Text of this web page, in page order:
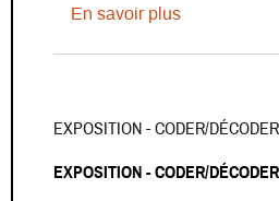
En savoir plussur
EXPOSITION - CODER/
EXPOSITION - CODER/